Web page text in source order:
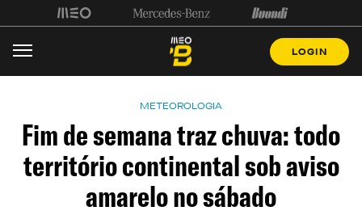
LOGIN
METEOROLOGIA
Fim de semana traz chuva: todo
território continental sob aviso
amarelo no sábado